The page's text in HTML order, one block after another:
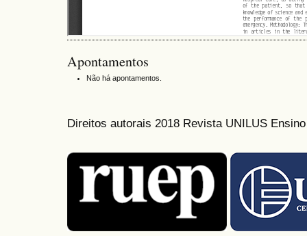
Apontamentos
Não há apontamentos.
Direitos autorais 2018 Revista UNILUS